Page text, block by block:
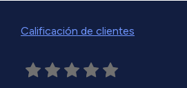
Calificación de clientes